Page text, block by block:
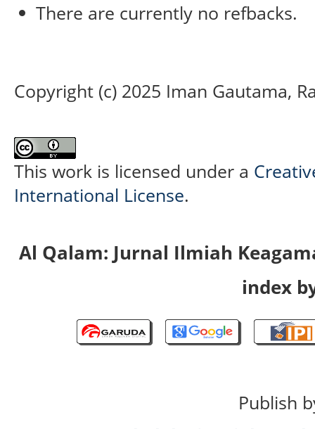
There are currently no refbacks.
Copyright (c) 2025 Iman Gautama,
This work is licensed under a
International License.
Al Qalam: Jurnal Ilmiah
index
Publish